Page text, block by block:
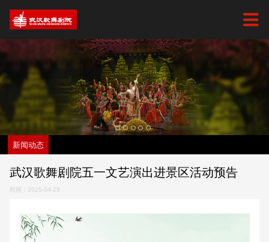
新闻动态
武汉歌舞剧院五一文艺演出进景区活动预告
时间：2025-04-29